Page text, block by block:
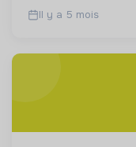
Il y a 5 mois